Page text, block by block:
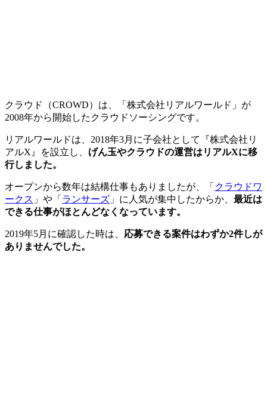
クラウド（CROWD）は、「株式会社リアルワールド」が
2008年から開始したクラウドソーシングです。
リアルワールドは、2018年3月に子会社として『株式会社リ
アルX』を設立し、 げん玉やクラウドの運営はリアルXに移
行しました。
オープンから数年は結構仕事もありましたが、「 クラウドワ
ークス 」や「 ランサーズ 」に人気が集中したからか、 最近は
できる仕事がほとんどなくなっています。
2019年5月に確認した時は、 応募できる案件はわずか2件しが
ありませんでした。